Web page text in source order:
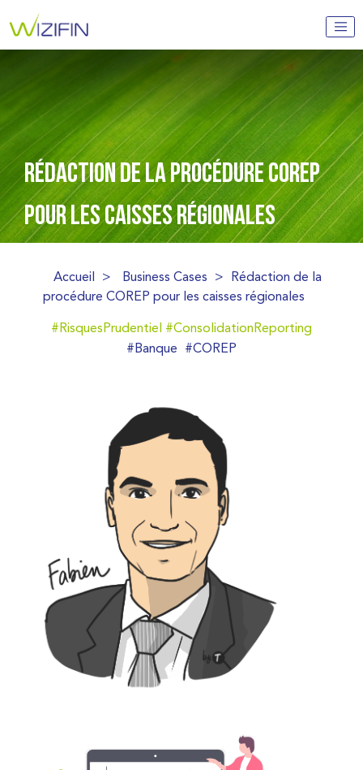
RÉDACTION DE LA PROCÉDURE COREP
POUR LES CAISSES RÉGIONALES
Accueil > Business Cases > Rédaction de la
procédure COREP pour les caisses régionales
#RisquesPrudentiel #ConsolidationReporting
#Banque #COREP